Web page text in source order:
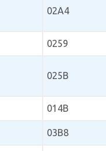
02A4
0259
025B
014B
03B8